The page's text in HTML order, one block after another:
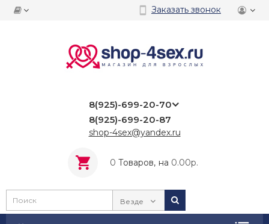
Заказать звонок
8(925)-699-20-70
8(925)-699-20-87
shop-4sex@yandex.ru
0 Tоваров, на 0.00р.
Везде